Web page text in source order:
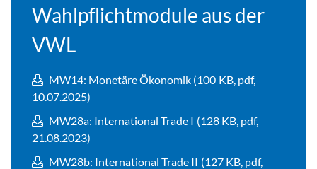
Wahlpflichtmodule aus der
VWL
MW14: Monetäre Ökonomik (100 KB, pdf,
10.07.2025)
MW28a: International Trade I (128 KB, pdf,
21.08.2023)
MW28b: International Trade II (127 KB, pdf,